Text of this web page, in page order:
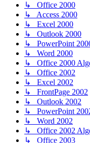
↳ Office 2000
↳ Access 2000
↳ Excel 2000
↳ Outlook 2000
↳ PowerPoint
↳ Word 2000
↳ Office 2000
↳ Office 2002
↳ Excel 2002
↳ FrontPage 2002
↳ Outlook 2002
↳ PowerPoint
↳ Word 2002
↳ Office 2002
↳ Office 2003